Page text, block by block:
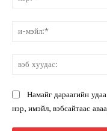
Намайг дараагийн
нэр, имэйл, вэбсайтаас